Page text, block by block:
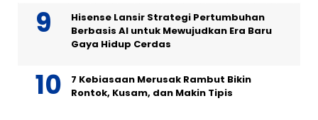
Hisense Lansir Strategi Pertumbuhan
Berbasis AI untuk Mewujudkan Era Baru
Gaya Hidup Cerdas
7 Kebiasaan Merusak Rambut Bikin
Rontok, Kusam, dan Makin Tipis